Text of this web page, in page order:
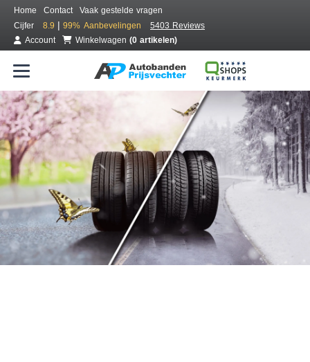
Home Contact
Vaak gestelde vragen
Cijfer
8.9 | 99% Aanbevelingen
5403 Reviews
Account
Winkelwagen (0 artikelen)
Bestel voordelig all season banden
Gratis bezorgd of montage bij jou in de buurt
Seizoen:
Merken: